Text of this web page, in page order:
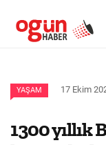
YAŞAM 17 Ekim
1300 yıllık